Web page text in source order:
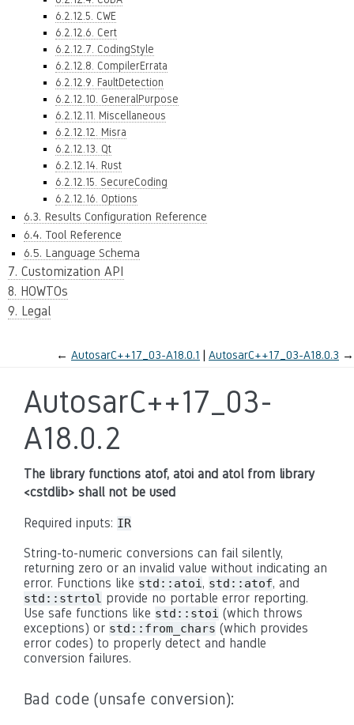
6.2.12.5. CWE
6.2.12.6. Cert
6.2.12.7. CodingStyle
6.2.12.8. CompilerErrata
6.2.12.9. FaultDetection
6.2.12.10. GeneralPurpose
6.2.12.11. Miscellaneous
6.2.12.12. Misra
6.2.12.13. Qt
6.2.12.14. Rust
6.2.12.15. SecureCoding
6.2.12.16. Options
6.3. Results Configuration Reference
6.4. Tool Reference
6.5. Language Schema
7. Customization API
8. HOWTOs
9. Legal
← AutosarC++17_03-A18.0.1 AutosarC++17_03-A18.0.3 →
AutosarC++17_03-
A18.0.2
The library functions atof, atoi and atol from library
<cstdlib> shall not be used
Required inputs: IR
String-to-numeric conversions can fail silently,
returning zero or an invalid value without indicating an
error. Functions like std::atoi, std::atof, and
std::strtol provide no portable error reporting.
Use safe functions like std::stoi (which throws
exceptions) or std::from_chars (which provides
error codes) to properly detect and handle
conversion failures.
Bad code (unsafe conversion):